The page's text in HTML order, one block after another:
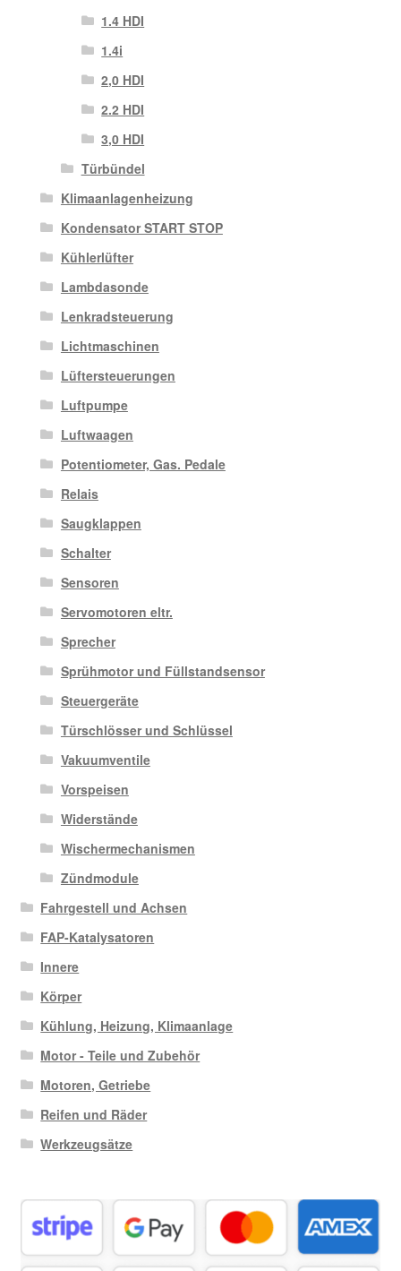
1.4 HDI
1.4i
2,0 HDI
2.2 HDI
3,0 HDI
Türbündel
Klimaanlagenheizung
Kondensator START STOP
Kühlerlüfter
Lambdasonde
Lenkradsteuerung
Lichtmaschinen
Lüftersteuerungen
Luftpumpe
Luftwaagen
Potentiometer, Gas. Pedale
Relais
Saugklappen
Schalter
Sensoren
Servomotoren eltr.
Sprecher
Sprühmotor und Füllstandsensor
Steuergeräte
Türschlösser und Schlüssel
Vakuumventile
Vorspeisen
Widerstände
Wischermechanismen
Zündmodule
Fahrgestell und Achsen
FAP-Katalysatoren
Innere
Körper
Kühlung, Heizung, Klimaanlage
Motor - Teile und Zubehör
Motoren, Getriebe
Reifen und Räder
Werkzeugsätze